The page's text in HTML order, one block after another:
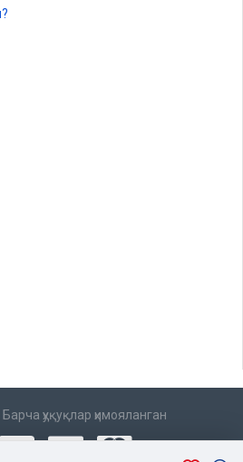
ҳуқуқлар ҳимояланган